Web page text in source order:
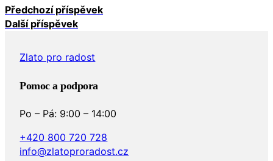
Předchozí příspěvek
Další příspěvek
Zlato pro radost
Pomoc a podpora
Po – Pá: 9:00 – 14:00
+420 800 720 728
info@zlatoproradost.cz